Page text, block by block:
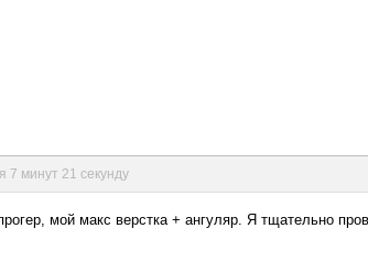
7 минут 21 секунду
мой макс верстка + ангуляр. Я тщательно